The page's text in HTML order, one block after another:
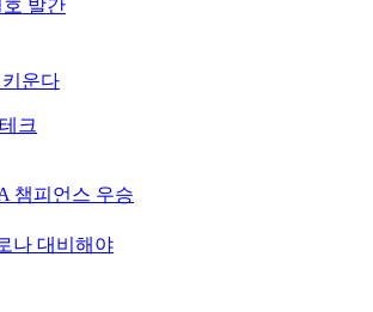
발간
운다
크
챔피언스 우승
나 대비해야